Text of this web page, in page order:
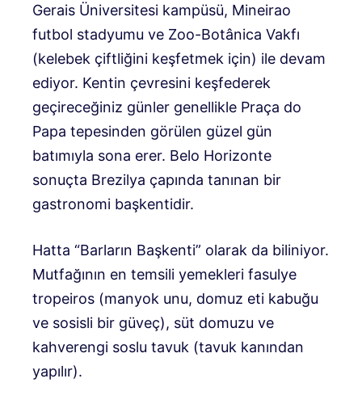
Gerais Üniversitesi kampüsü, Mineirao
futbol stadyumu ve Zoo-Botânica Vakfı
(kelebek çiftliğini keşfetmek için) ile devam
ediyor. Kentin çevresini keşfederek
geçireceğiniz günler genellikle Praça do
Papa tepesinden görülen güzel gün
batımıyla sona erer. Belo Horizonte
sonuçta Brezilya çapında tanınan bir
gastronomi başkentidir.
Hatta “Barların Başkenti” olarak da biliniyor.
Mutfağının en temsili yemekleri fasulye
tropeiros (manyok unu, domuz eti kabuğu
ve sosisli bir güveç), süt domuzu ve
kahverengi soslu tavuk (tavuk kanından
yapılır).